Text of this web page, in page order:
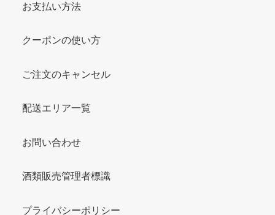
お支払い方法
クーポンの使い方
ご注文のキャンセル
配送エリア一覧
お問い合わせ
酒類販売管理者標識
プライバシーポリシー